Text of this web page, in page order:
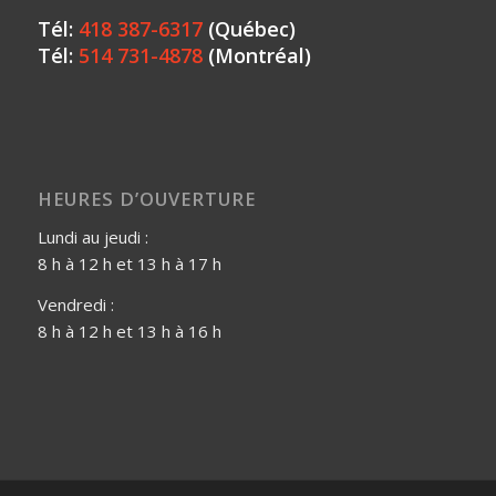
Tél: 418 387-6317(Québec)
Tél: 514 731-4878(Montréal)
HEURES D’OUVERTURE
Lundi au jeudi :
8 h à 12 h et 13 h à 17 h
Vendredi :
8 h à 12 h et 13 h à 16 h